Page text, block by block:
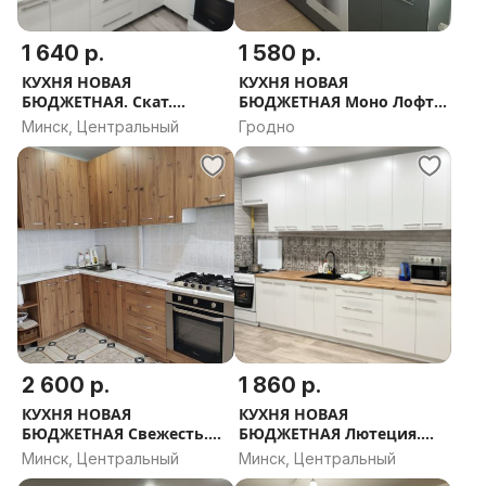
1 640 р.
КУХНЯ НОВАЯ
БЮДЖЕТНАЯ. Скат.
РАССРОЧКА, ДОСТАВКА,
ПРОЕКТ В ПОДАРОК
Минск, Центральный
1 580 р.
КУХНЯ НОВАЯ
БЮДЖЕТНАЯ Моно Лофт.
РАССРОЧКА, ДОСТАВКА,
ПРОЕКТ В ПОДАРОК
Гродно
2 600 р.
КУХНЯ НОВАЯ
БЮДЖЕТНАЯ Свежесть.
РАССРОЧКА, ДОСТАВКА,
ПРОЕКТ В ПОДАРОК
Минск, Центральный
1 860 р.
КУХНЯ НОВАЯ
БЮДЖЕТНАЯ Лютеция.
РАССРОЧКА, ДОСТАВКА,
ПРОЕКТ В ПОДАРОК
Минск, Центральный